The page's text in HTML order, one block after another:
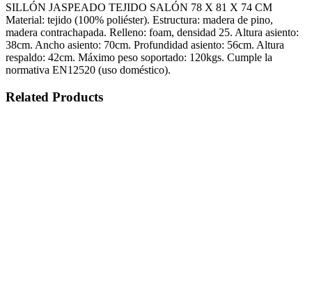
SILLÓN JASPEADO TEJIDO SALÓN 78 X 81 X 74 CM
Material: tejido (100% poliéster). Estructura: madera de pino,
madera contrachapada. Relleno: foam, densidad 25. Altura asiento:
38cm. Ancho asiento: 70cm. Profundidad asiento: 56cm. Altura
respaldo: 42cm. Máximo peso soportado: 120kgs. Cumple la
normativa EN12520 (uso doméstico).
Related Products